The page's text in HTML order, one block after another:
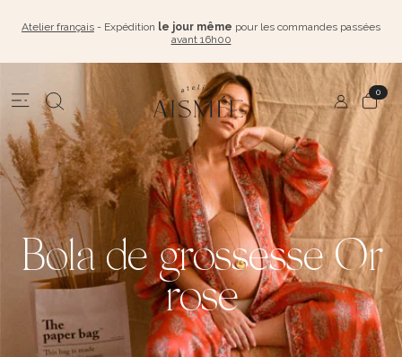
Atelier français - Expédition le jour même pour les commandes passées
avant 16h00
0
Bola de grossesse Or
rose